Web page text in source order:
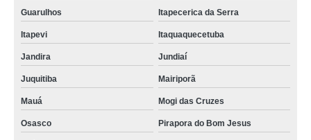
cartão pvc para crachás Paulínia
cartão de pvc valor Parque Anhembi
cartão pvc valor Imirim
cartão fidelidade pvc preço Aeroporto
onde comprar cartão em pvc personalizado Parada Inglesa
Guarulhos Itapecerica da Serra
Itapevi Itaquaquecetuba
Jandira Jundiaí
Juquitiba Mairiporã
Mauá Mogi das Cruzes
Osasco Pirapora do Bom Jesus